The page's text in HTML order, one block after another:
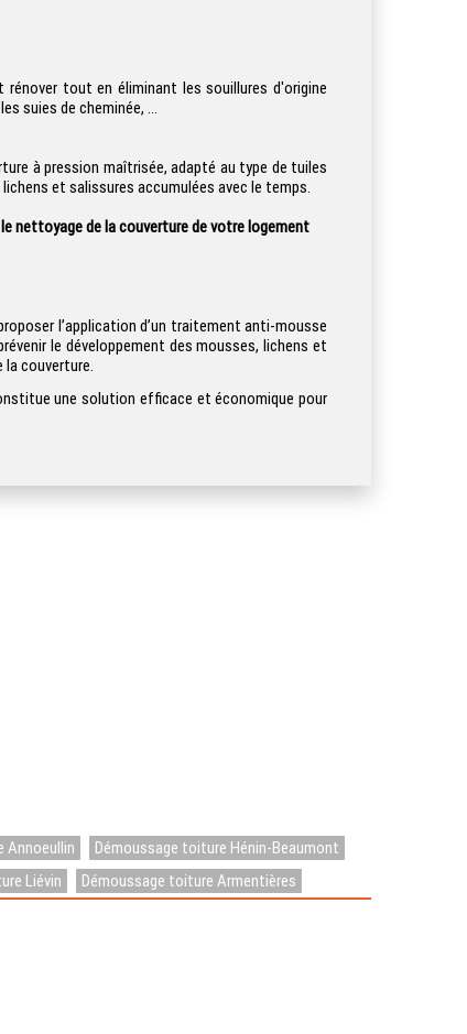
tout en éliminant les souillures d'origine
suies de cheminée, ...
à pression maîtrisée, adapté au type de tuiles
et salissures accumulées avec le temps.
nettoyage de la couverture de votre logement
l’application d’un traitement anti-mousse
le développement des mousses, lichens et
la couverture.
une solution efficace et économique pour
Annoeullin
Démoussage toiture Hénin-Beaumont
Liévin Démoussage toiture Armentières